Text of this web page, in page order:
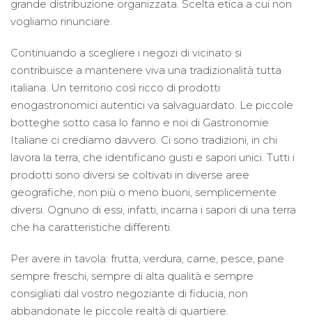
grande distribuzione organizzata. Scelta etica a cui non
vogliamo rinunciare.
Continuando a scegliere i negozi di vicinato si
contribuisce a mantenere viva una tradizionalità tutta
italiana. Un territorio così ricco di prodotti
enogastronomici autentici va salvaguardato. Le piccole
botteghe sotto casa lo fanno e noi di Gastronomie
Italiane ci crediamo davvero. Ci sono tradizioni, in chi
lavora la terra, che identificano gusti e sapori unici. Tutti i
prodotti sono diversi se coltivati in diverse aree
geografiche, non più o meno buoni, semplicemente
diversi. Ognuno di essi, infatti, incarna i sapori di una terra
che ha caratteristiche differenti.
Per avere in tavola: frutta, verdura, carne, pesce, pane
sempre freschi, sempre di alta qualità e sempre
consigliati dal vostro negoziante di fiducia, non
abbandonate le piccole realtà di quartiere.